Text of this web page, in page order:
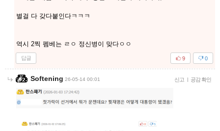
별걸 다 갖다붙인다ㅋㅋㅋ
역시 2찍 펨베는 ㄹㅇ 정신병이 맞다ㅇㅇ
답글 0
9
Softening 26-05-14 00:01 신고 공감 확인